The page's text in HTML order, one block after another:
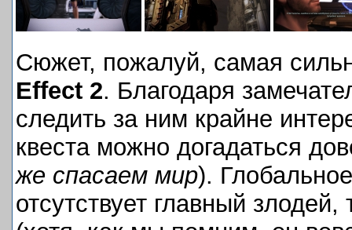
Сюжет, пожалуй, самая
Effect 2. Благодаря
следить за ним крайне
квеста можно догадаться
же спасаем мир).
отсутствует главный